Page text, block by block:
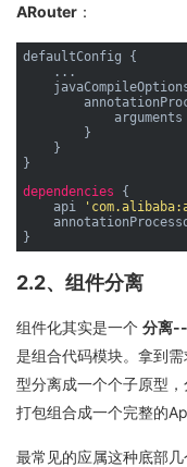
ARouter ：
defaultConfig {
    ...
        }
    }
dependencies {
    api
2.2、组件分离
组件化其实是一个 分离
是组合代码模块。拿到
型分离成一个个子原型
打包组合成一个完整的
最常见的应属这种底部几